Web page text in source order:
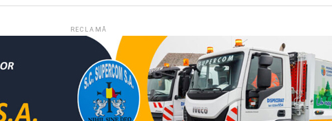
RECLAMĂ